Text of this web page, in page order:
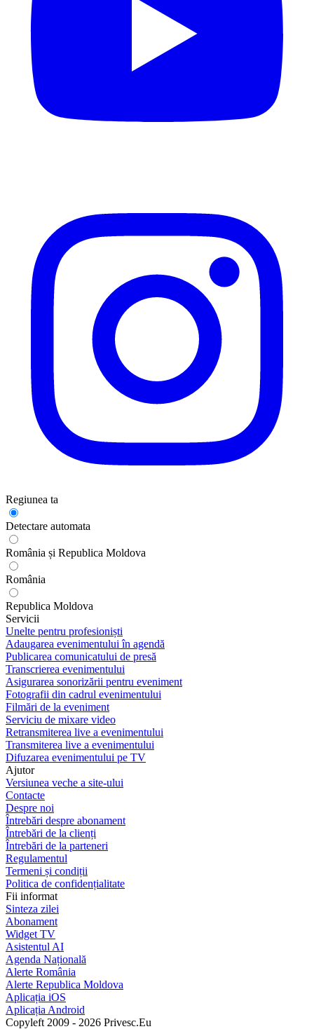
Regiunea ta
Detectare automata
România și Republica Moldova
România
Republica Moldova
Servicii
Unelte pentru profesioniști
Adaugarea evenimentului în agendă
Publicarea comunicatului de presă
Transcrierea evenimentului
Asigurarea sonorizării pentru eveniment
Fotografii din cadrul evenimentului
Filmări de la eveniment
Serviciu de mixare video
Retransmiterea live a evenimentului
Transmiterea live a evenimentului
Difuzarea evenimentului pe TV
Ajutor
Versiunea veche a site-ului
Contacte
Despre noi
Întrebări despre abonament
Întrebări de la clienți
Întrebări de la parteneri
Regulamentul
Termeni și condiții
Politica de confidențialitate
Fii informat
Sinteza zilei
Abonament
Widget TV
Asistentul AI
Agenda Națională
Alerte România
Alerte Republica Moldova
Aplicația iOS
Aplicația Android
Copyleft 2009 - 2026 Privesc.Eu